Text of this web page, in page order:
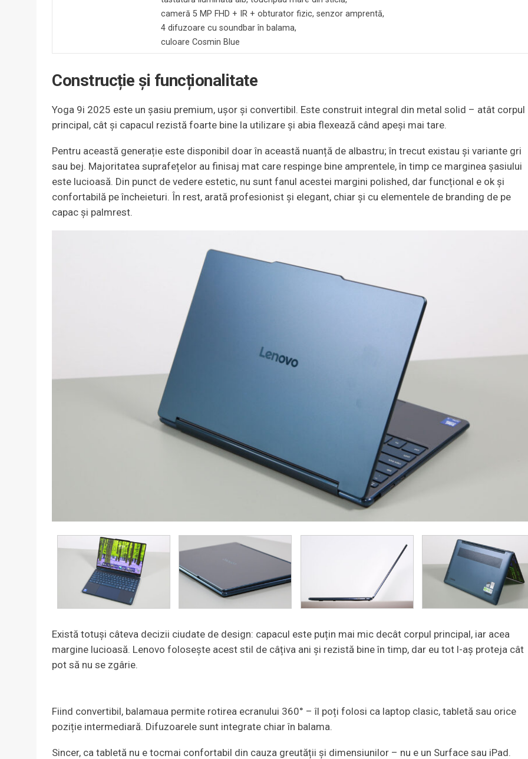
cameră 5 MP FHD + IR + obturator fizic, senzor amprentă,
4 difuzoare cu soundbar în balama,
culoare Cosmin Blue
Construcție și funcționalitate
Yoga 9i 2025 este un șasiu premium, ușor și convertibil. Este construit integral din metal solid – atât corpul
principal, cât și capacul rezistă foarte bine la utilizare și abia flexează când apeși mai tare.
Pentru această generație este disponibil doar în această nuanță de albastru; în trecut existau și variante gri
sau bej. Majoritatea suprafețelor au finisaj mat care respinge bine amprentele, în timp ce marginea șasiului
este lucioasă. Din punct de vedere estetic, nu sunt fanul acestei margini polished, dar funcțional e ok și
confortabilă pe încheieturi. În rest, arată profesionist și elegant, chiar și cu elementele de branding de pe
capac și palmrest.
Există totuși câteva decizii ciudate de design: capacul este puțin mai mic decât corpul principal, iar acea
margine lucioasă. Lenovo folosește acest stil de câțiva ani și rezistă bine în timp, dar eu tot l-aș proteja cât
pot să nu se zgârie.
Fiind convertibil, balamaua permite rotirea ecranului 360° – îl poți folosi ca laptop clasic, tabletă sau orice
poziție intermediară. Difuzoarele sunt integrate chiar în balama.
Sincer, ca tabletă nu e tocmai confortabil din cauza greutății și dimensiunilor – nu e un Surface sau iPad.